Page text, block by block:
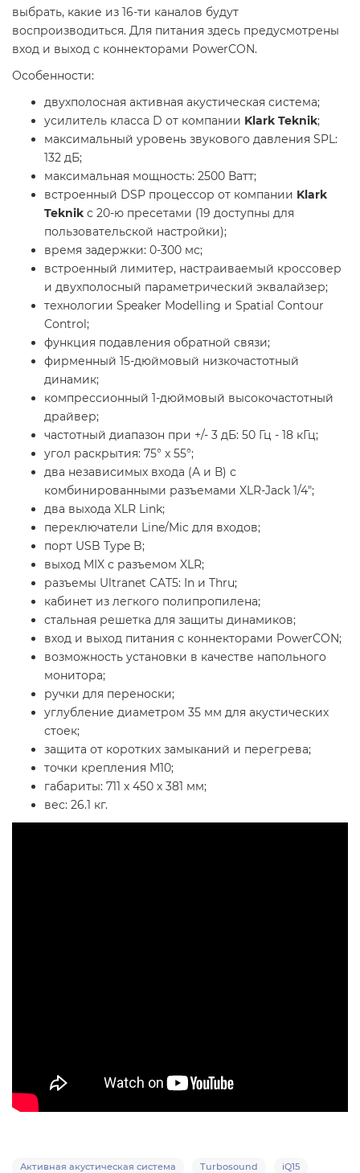
выбрать, какие из 16-ти каналов будут
воспроизводиться. Для питания здесь предусмотрены
вход и выход с коннекторами PowerCON.
Особенности:
двухполосная активная акустическая система;
усилитель класса D от компании Klark Teknik;
максимальный уровень звукового давления SPL:
132 дБ;
максимальная мощность: 2500 Ватт;
встроенный DSP процессор от компании Klark
Teknik с 20-ю пресетами (19 доступны для
пользовательской настройки);
время задержки: 0-300 мс;
встроенный лимитер, настраиваемый кроссовер
и двухполосный параметрический эквалайзер;
технологии Speaker Modelling и Spatial Contour
Control;
функция подавления обратной связи;
фирменный 15-дюймовый низкочастотный
динамик;
компрессионный 1-дюймовый высокочастотный
драйвер;
частотный диапазон при +/- 3 дБ: 50 Гц - 18 кГц;
угол раскрытия: 75° х 55°;
два независимых входа (А и В) с
комбинированными разъемами XLR-Jack 1/4";
два выхода XLR Link;
переключатели Line/Mic для входов;
порт USB Type B;
выход MIX с разъемом XLR;
разъемы Ultranet CAT5: In и Thru;
кабинет из легкого полипропилена;
стальная решетка для защиты динамиков;
вход и выход питания с коннекторами PowerCON;
возможность установки в качестве напольного
монитора;
ручки для переноски;
углубление диаметром 35 мм для акустических
стоек;
защита от коротких замыканий и перегрева;
точки крепления M10;
габариты: 711 х 450 х 381 мм;
вес: 26.1 кг.
Активная акустическая система Turbosound iQ15